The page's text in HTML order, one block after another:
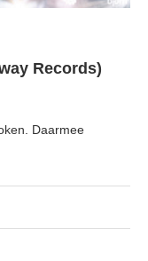
Records)
Daarmee